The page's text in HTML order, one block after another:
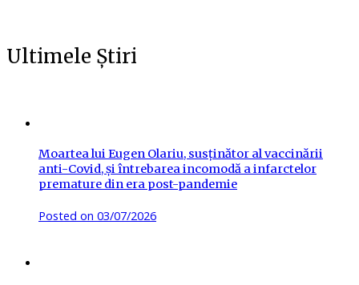
Ultimele Știri
Moartea lui Eugen Olariu, susținător al vaccinării
anti-Covid, și întrebarea incomodă a infarctelor
premature din era post-pandemie
Posted on 03/07/2026